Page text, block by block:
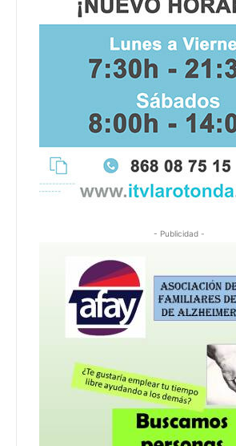
- Publicidad -